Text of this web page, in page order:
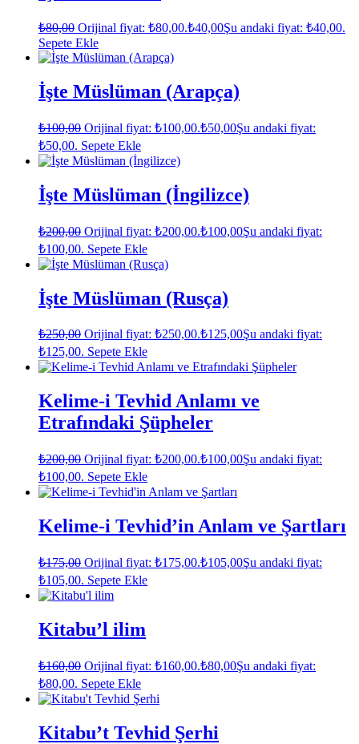
₺80,00 Orijinal fiyat: ₺80,00.₺40,00Şu andaki fiyat: ₺40,00.
Sepete Ekle
İşte Müslüman (Arapça)
₺100,00 Orijinal fiyat: ₺100,00.₺50,00Şu andaki fiyat:
₺50,00. Sepete Ekle
İşte Müslüman (İngilizce)
₺200,00 Orijinal fiyat: ₺200,00.₺100,00Şu andaki fiyat:
₺100,00. Sepete Ekle
İşte Müslüman (Rusça)
₺250,00 Orijinal fiyat: ₺250,00.₺125,00Şu andaki fiyat:
₺125,00. Sepete Ekle
Kelime-i Tevhid Anlamı ve
Etrafındaki Şüpheler
₺200,00 Orijinal fiyat: ₺200,00.₺100,00Şu andaki fiyat:
₺100,00. Sepete Ekle
Kelime-i Tevhid’in Anlam ve Şartları
₺175,00 Orijinal fiyat: ₺175,00.₺105,00Şu andaki fiyat:
₺105,00. Sepete Ekle
Kitabu’l ilim
₺160,00 Orijinal fiyat: ₺160,00.₺80,00Şu andaki fiyat:
₺80,00. Sepete Ekle
Kitabu’t Tevhid Şerhi